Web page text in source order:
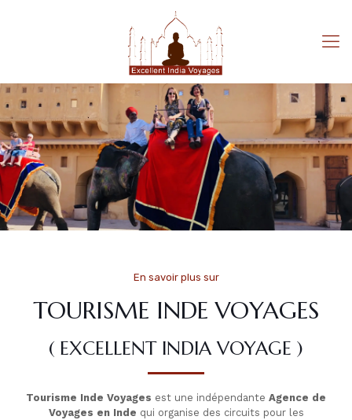
En savoir plus sur
TOURISME INDE VOYAGES
( EXCELLENT INDIA VOYAGE )
Tourisme Inde Voyages est une indépendante Agence de
Voyages en Inde qui organise des circuits pour les